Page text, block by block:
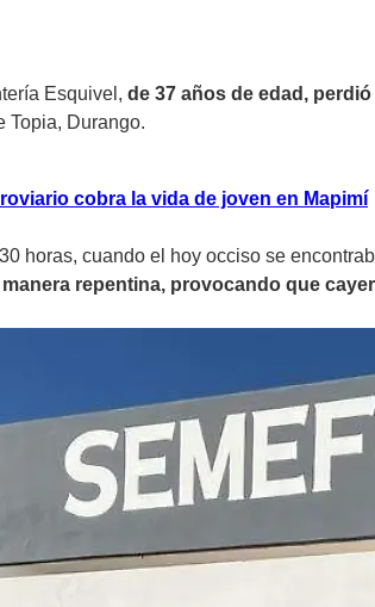
Esquivel, de 37 años de edad,
Topia, Durango.
cobra la vida de joven en Mapimí
horas, cuando el hoy occiso se
repentina, provocando que